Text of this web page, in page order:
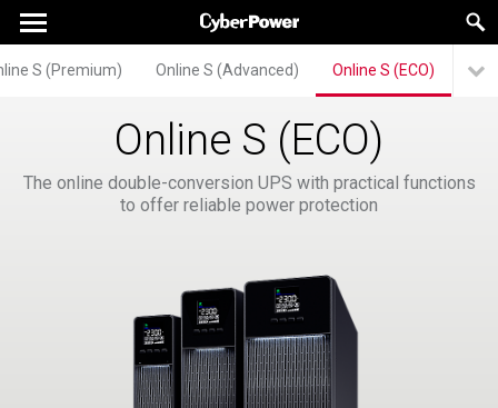
S (Premium) Online S (Advanced) Online S (ECO)
Online S (ECO)
The online double-conversion UPS with practical functions
to offer reliable power protection